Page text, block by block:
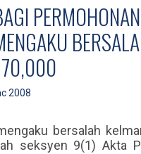
2008
bersalah
seksyen 9(1) Akta